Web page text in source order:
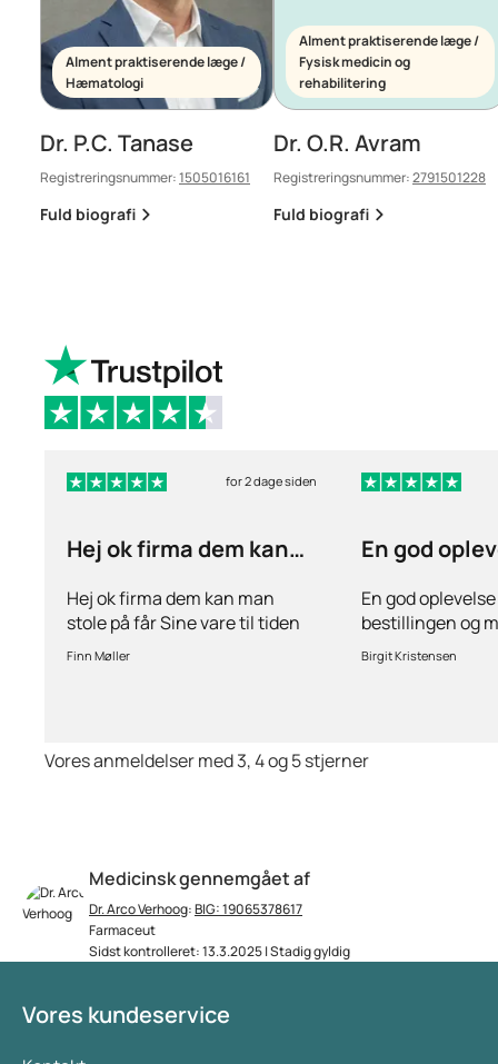
Medicinsk gennemgået af
Dr. Arco Verhoog:BIG: 19065378617
Farmaceut
Sidst kontrolleret: 13.3.2025 | Stadig gyldig
Alment praktiserende læge /
Hæmatologi
Dr. P.C. Tanase
Registreringsnummer:1505016161
Fuld biografi
Alment praktiserende læge /
Fysisk medicin og
rehabilitering
Dr. O.R. Avram
Registreringsnummer:2791501228
Fuld biografi
for 2 dage siden
Hej ok firma dem kan
Hej ok firma dem kan man
stole på får Sine vare til tiden
hurtig levering inden for 2
Finn Møller
En god
En god
bestillingen og
stille spørgsmål
behov for
Birgit Kristensen
Vores anmeldelser med 3, 4 og 5 stjerner
Vores kundeservice